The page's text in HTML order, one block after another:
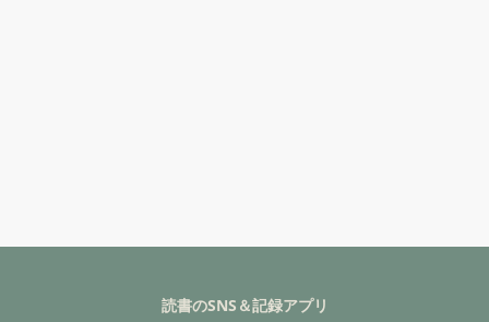
読書のSNS＆記録アプリ